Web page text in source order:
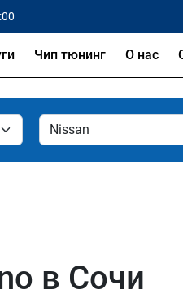
Чип тюнинг О нас
в Сочи